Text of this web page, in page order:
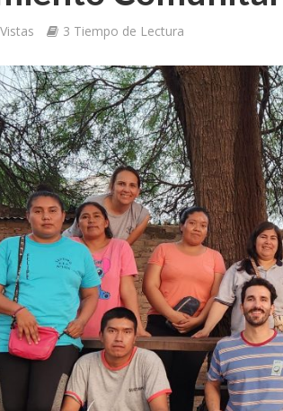
3 Tiempo de Lectura